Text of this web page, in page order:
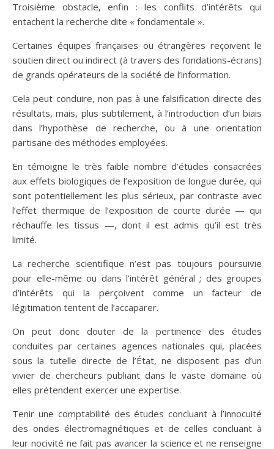
Troisième obstacle, enfin : les conflits d’intérêts qui
entachent la recherche dite « fondamentale ».
Certaines équipes françaises ou étrangères reçoivent le
soutien direct ou indirect (à travers des fondations-écrans)
de grands opérateurs de la société de l’information.
Cela peut conduire, non pas à une falsification directe des
résultats, mais, plus subtilement, à l’introduction d’un biais
dans l’hypothèse de recherche, ou à une orientation
partisane des méthodes employées.
En témoigne le très faible nombre d’études consacrées
aux effets biologiques de l’exposition de longue durée, qui
sont potentiellement les plus sérieux, par contraste avec
l’effet thermique de l’exposition de courte durée — qui
réchauffe les tissus —, dont il est admis qu’il est très
limité.
La recherche scientifique n’est pas toujours poursuivie
pour elle-même ou dans l’intérêt général ; des groupes
d’intérêts qui la perçoivent comme un facteur de
légitimation tentent de l’accaparer.
On peut donc douter de la pertinence des études
conduites par certaines agences nationales qui, placées
sous la tutelle directe de l’État, ne disposent pas d’un
vivier de chercheurs publiant dans le vaste domaine où
elles prétendent exercer une expertise.
Tenir une comptabilité des études concluant à l’innocuité
des ondes électromagnétiques et de celles concluant à
leur nocivité ne fait pas avancer la science et ne renseigne